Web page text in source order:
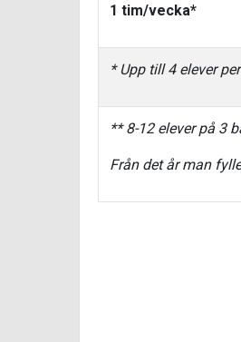
1 tim/vecka*
* Upp till 4 elever
** 8-12 elever på 3
Från det år man